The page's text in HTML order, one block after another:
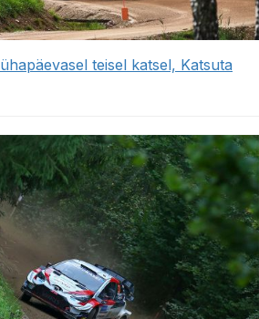
teisel katsel, Katsuta